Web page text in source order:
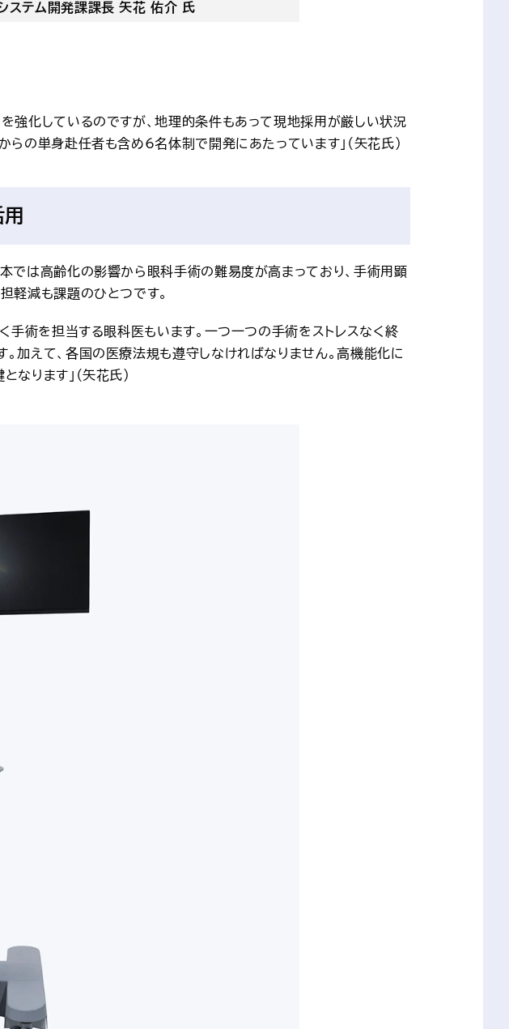
ステム開発課課長 矢花 佑介 氏
強化しているのですが、地理的条件もあって現地採用が厳しい状況
の単身赴任者も含め6名体制で開発にあたっています」（矢花氏）
では高齢化の影響から眼科手術の難易度が高まっており、手術用顕
軽減も課題のひとつです。
術を担当する眼科医もいます。一つ一つの手術をストレスなく終
加えて、各国の医療法規も遵守しなければなりません。高機能化に
ります」（矢花氏）